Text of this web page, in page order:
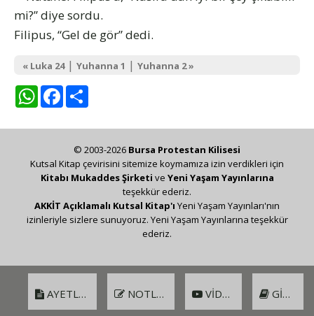
mi?” diye sordu.
Filipus, “Gel de gör” dedi.
« Luka 24| Yuhanna 1 | Yuhanna 2 »
WhatsAppFacebook
AYETLER NOTLAR VIDEO GIRIŞ
© 2003-2026 Bursa Protestan Kilisesi
Kutsal Kitap çevirisini sitemize koymamıza izin verdikleri için
Kitabı Mukaddes Şirketi ve Yeni Yaşam Yayınlarına
teşekkür ederiz.
AKKİT Açıklamalı Kutsal Kitap'ı Yeni Yaşam Yayınları'nın
izinleriyle sizlere sunuyoruz. Yeni Yaşam Yayınlarına teşekkür
ederiz.